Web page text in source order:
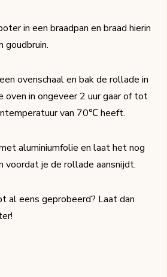
in een braadpan en braad hierin
goudbruin.
ovenschaal en bak de rollade in
oven in ongeveer 2 uur gaar of tot
van 70℃ heeft.
aluminiumfolie en laat het nog
voordat je de rollade aansnijdt.
al eens geprobeerd? Laat dan